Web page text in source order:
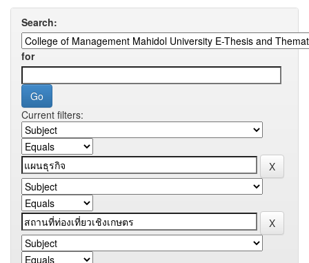
Search:
for
Current filters: